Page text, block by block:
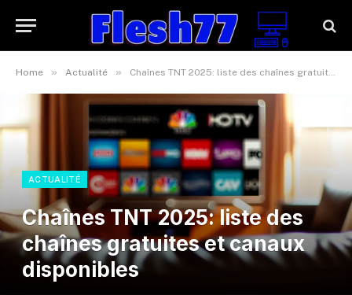
Home » Actualité » Chaînes TNT 2025: liste des chaînes gratuites et canaux disponibles
ACTUALITÉ
Chaînes TNT 2025: liste des
chaînes gratuites et canaux
disponibles